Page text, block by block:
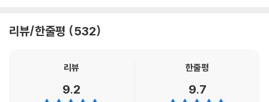
의 뇌를 바꾸도록 했다. 그뿐 아니라, 미주 신경의 신호를 규칙적으로 만들
있을 뿐, 그 마술 뒤에 숨은 생리학에 대해서 전혀 모르는 상태였다.
세상과 공감하는 담대한 심장을 동시에 활용하라.”
스탠퍼드 신경의학자,
리뷰/한줄평 532
리뷰
9.2
한줄평
9.7